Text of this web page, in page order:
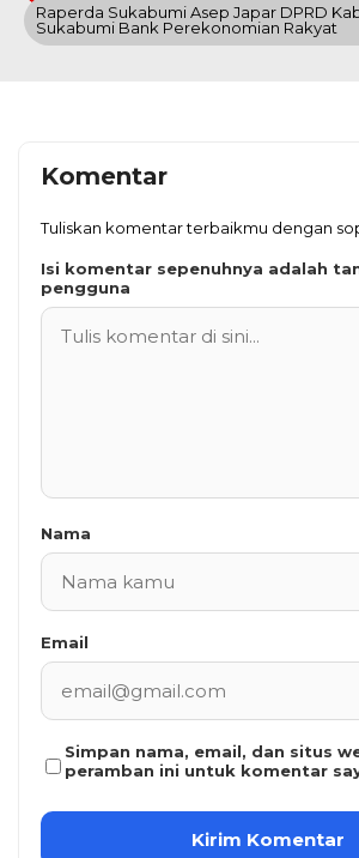
Raperda Sukabumi Asep Japar DPRD
Sukabumi Bank Perekonomian Rakyat
Komentar
Tuliskan komentar terbaikmu dengan
Isi komentar sepenuhnya adalah
pengguna
Nama
Email
Simpan nama, email, dan situs
peramban ini untuk komentar